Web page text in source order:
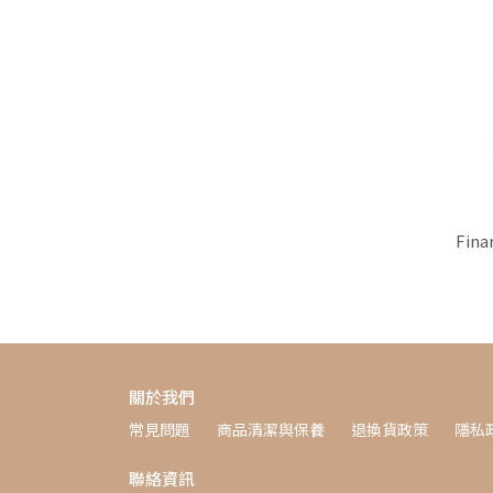
關於我們
常見問題 商品清潔與保養 退換貨政策 隱私
聯絡資訊